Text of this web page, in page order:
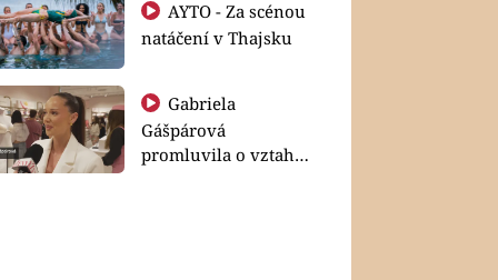
natáčení v Thajsku
Gabriela
Gášpárová
promluvila o vztahu